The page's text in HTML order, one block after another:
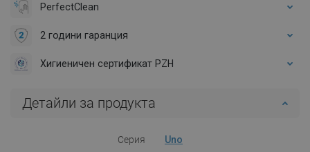
PerfectClean
2 години гаранция
Хигиеничен сертификат PZH
Детайли за продукта
Серия Uno